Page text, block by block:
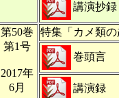
講演抄録
第50巻
第1号
2017年
6月
特集「カメ類の
巻頭言
講演録